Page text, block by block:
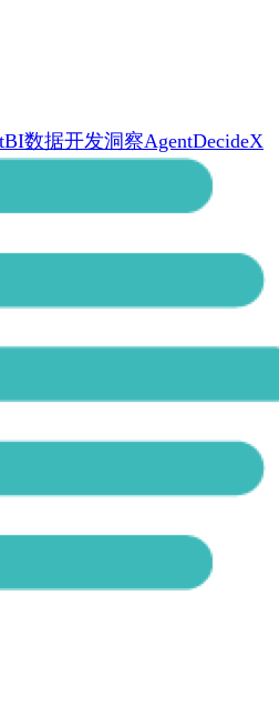
数据开发洞察AgentDecideX